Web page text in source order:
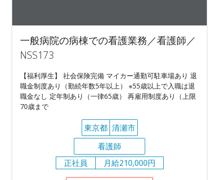
一般病院の病棟での看護業務／看護師／
NSS173
【福利厚生】 社会保険完備 マイカー通勤可駐車場あり 退
職金制度あり（勤続年数5年以上） ※55歳以上で入職は退
職金なし 定年制あり（一律65歳） 再雇用制度あり（上限
70歳まで
東京都 清瀬市
看護師
正社員
月給210,000円